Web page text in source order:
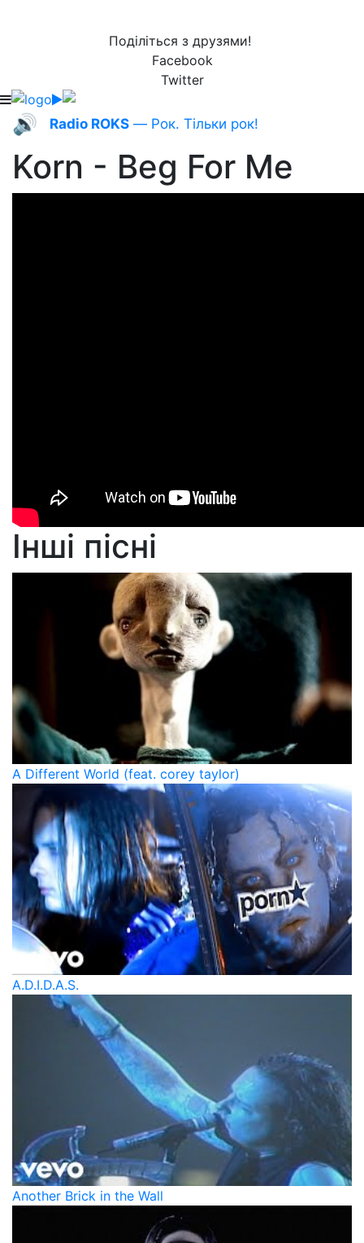
Поділіться з друзями!
Facebook
Twitter
🔊 Radio ROKS — Рок. Тільки рок!
Korn - Beg For Me
Інші пісні
A Different World (feat. corey taylor)
A.D.I.D.A.S.
Another Brick in the Wall